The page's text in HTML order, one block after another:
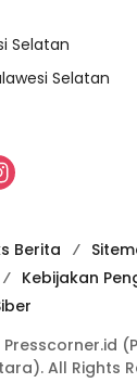
Selatan
Selatan
Berita
Kebijakan
All Rights